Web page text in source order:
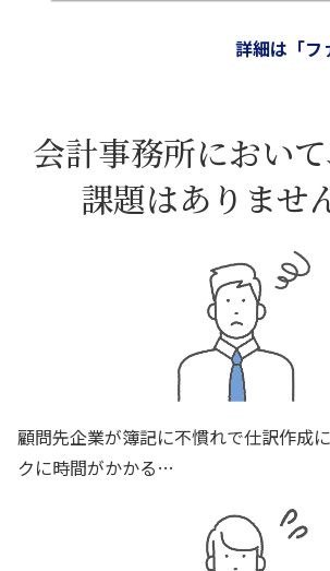
詳細は「フ
会計事務所におい
課題はありませ
顧問先企業が簿記に不慣れで仕訳作成
クに時間がかかる…